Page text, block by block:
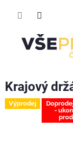
Krajový
Výprodej
-